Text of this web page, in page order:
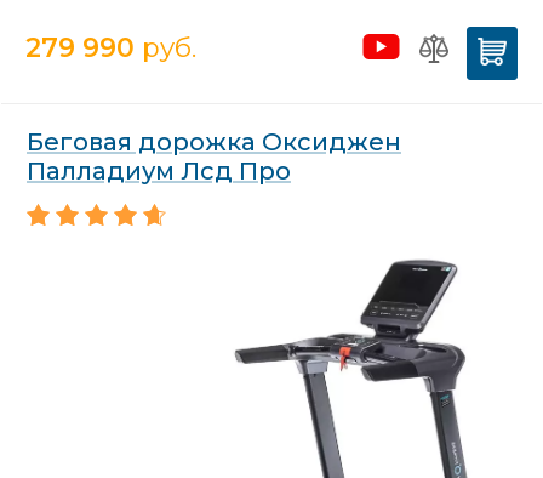
279 990 руб.
Беговая дорожка Оксиджен
Палладиум Лсд Про